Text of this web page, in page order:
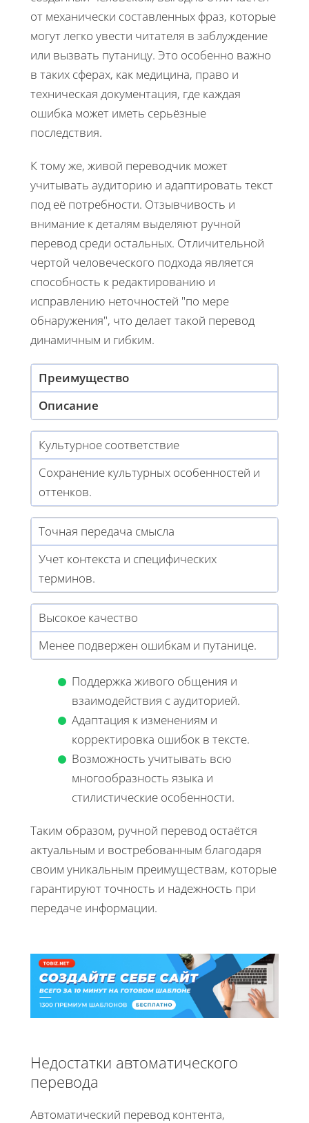
от механически составленных фраз, которые
могут легко увести читателя в заблуждение
или вызвать путаницу. Это особенно важно
в таких сферах, как медицина, право и
техническая документация, где каждая
ошибка может иметь серьёзные
последствия.
К тому же, живой переводчик может
учитывать аудиторию и адаптировать текст
под её потребности. Отзывчивость и
внимание к деталям выделяют ручной
перевод среди остальных. Отличительной
чертой человеческого подхода является
способность к редактированию и
исправлению неточностей "по мере
обнаружения", что делает такой перевод
динамичным и гибким.
Преимущество
Описание
Культурное соответствие
Сохранение культурных особенностей и
оттенков.
Точная передача смысла
Учет контекста и специфических
терминов.
Высокое качество
Менее подвержен ошибкам и путанице.
Поддержка живого общения и
взаимодействия с аудиторией.
Адаптация к изменениям и
корректировка ошибок в тексте.
Возможность учитывать всю
многообразность языка и
стилистические особенности.
Таким образом, ручной перевод остаётся
актуальным и востребованным благодаря
своим уникальным преимуществам, которые
гарантируют точность и надежность при
передаче информации.
Недостатки автоматического
перевода
Автоматический перевод контента,